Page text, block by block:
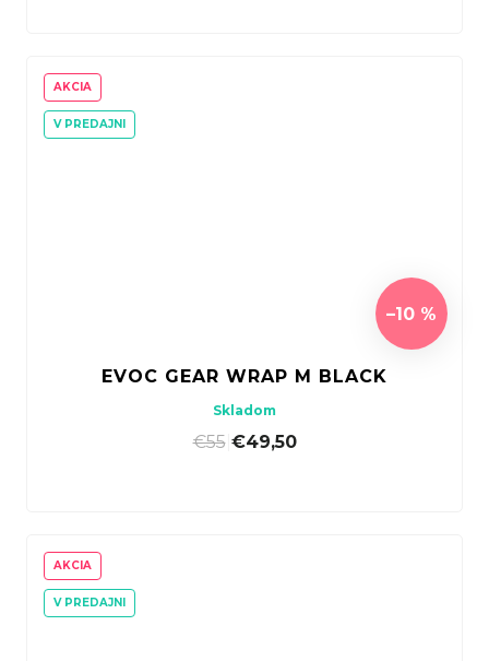
AKCIA
V PREDAJNI
–10 %
EVOC GEAR WRAP M BLACK
Skladom
€55| €49,50
AKCIA
V PREDAJNI